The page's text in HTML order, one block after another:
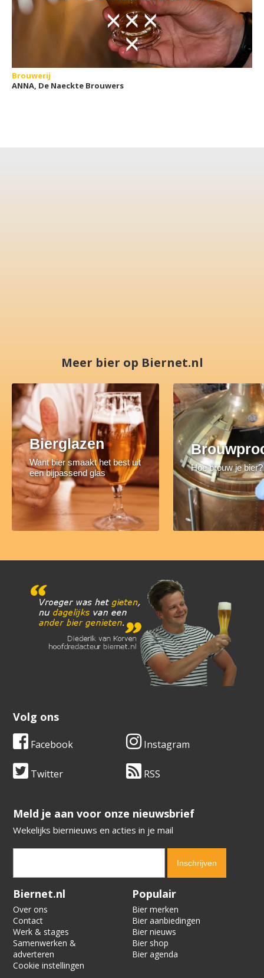
Brouwerij
ANNA, De Naeckte Brouwers
Meer bier op Biernet.nl
Bierglazen
Want bier smaakt het best uit
een bijpassend glas
Hoe brouw je bier?
Volg ons
Facebook Instagram
Twitter RSS
​​​​​​​Meld je aan voor onze nieuwsbrief
Wekelijks biernieuws en acties in je mail
Verification code:
Biernet.nl
Over ons
Contact
Werk & stages
Samenwerken &
adverteren
Cookie instellingen
Populair
Bier merken
Bier aanbiedingen
Bier nieuws
Bier shop
Bier agenda